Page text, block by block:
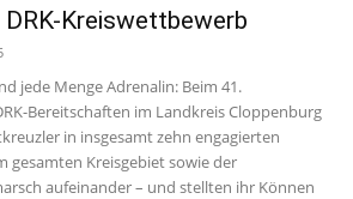
Kreiswettbewerb
jede Menge Adrenalin: Beim 41.
Bereitschaften im Landkreis Cloppenburg
in insgesamt zehn engagierten
gesamten Kreisgebiet sowie der
aufeinander – und stellten ihr Können